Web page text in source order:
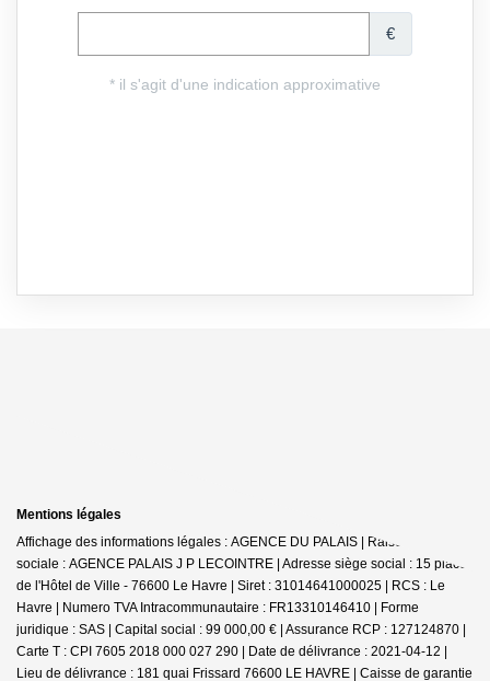
Mentions légales
Affichage des informations légales : AGENCE DU PALAIS | Raison
sociale : AGENCE PALAIS J P LECOINTRE | Adresse siège social : 15 place
de l'Hôtel de Ville - 76600 Le Havre | Siret : 31014641000025 | RCS : Le
Havre | Numero TVA Intracommunautaire : FR13310146410 | Forme
juridique : SAS | Capital social : 99 000,00 € | Assurance RCP : 127124870 |
Carte T : CPI 7605 2018 000 027 290 | Date de délivrance : 2021-04-12 |
Lieu de délivrance : 181 quai Frissard 76600 LE HAVRE | Caisse de garantie